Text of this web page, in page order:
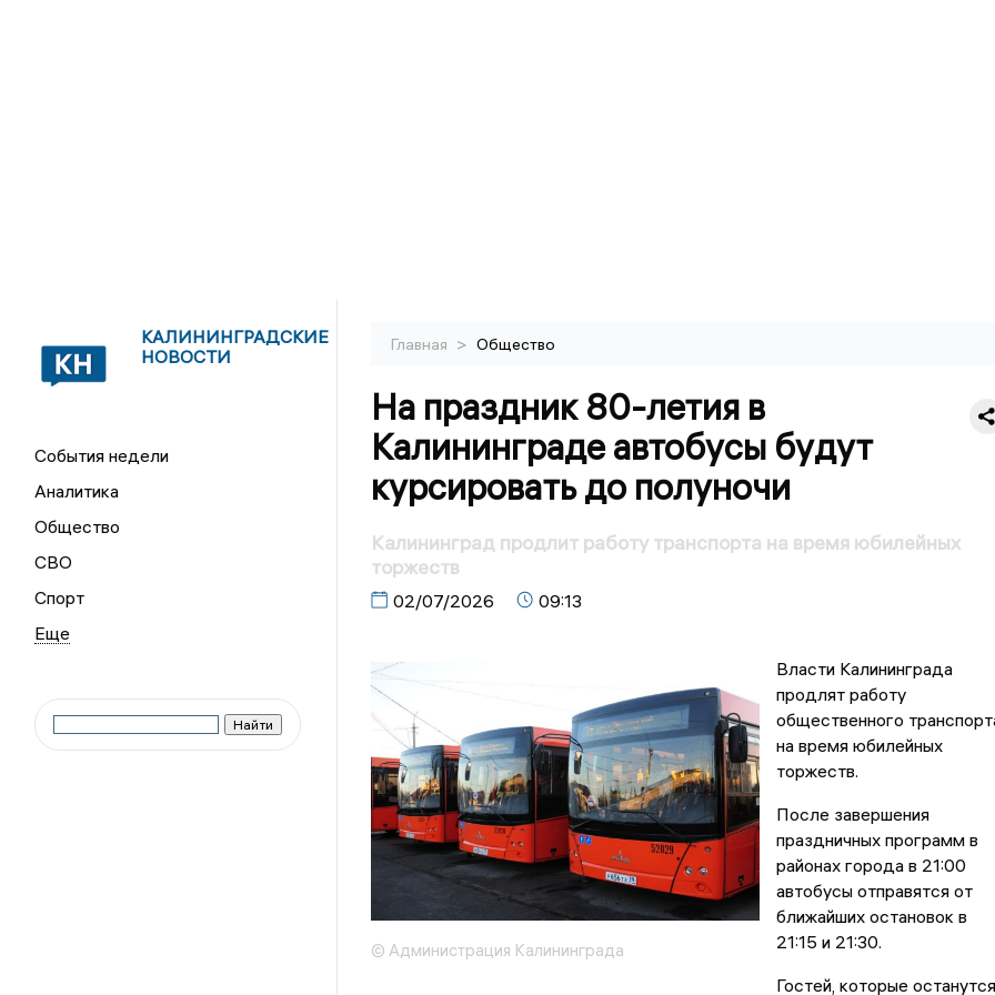
КАЛИНИНГРАДСКИЕ
НОВОСТИ
События недели
Аналитика
Общество
СВО
Спорт
Главная > Общество
На праздник 80-летия в
Калининграде автобусы будут
курсировать до полуночи
Калининград продлит работу транспорта на время юбилейных
торжеств
02/07/2026 09:13
© Администрация Калининграда
Власти Калининграда
продлят работу
общественного
на время юбилейных
торжеств.
После завершения
праздничных программ в
районах города в 21:00
автобусы отправятся от
ближайших остановок в
21:15 и 21:30.
Гостей, которые останутся